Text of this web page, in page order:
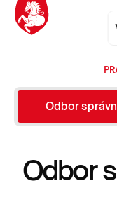
Odbor
Odbor